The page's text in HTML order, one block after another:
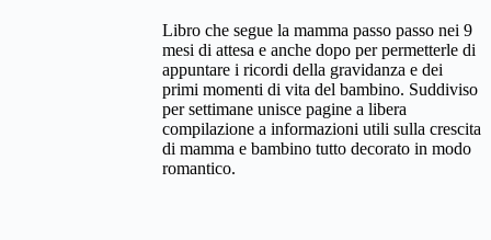
Libro che segue la mamma passo passo nei 9
mesi di attesa e anche dopo per permetterle di
appuntare i ricordi della gravidanza e dei
primi momenti di vita del bambino. Suddiviso
per settimane unisce pagine a libera
compilazione a informazioni utili sulla crescita
di mamma e bambino tutto decorato in modo
romantico.